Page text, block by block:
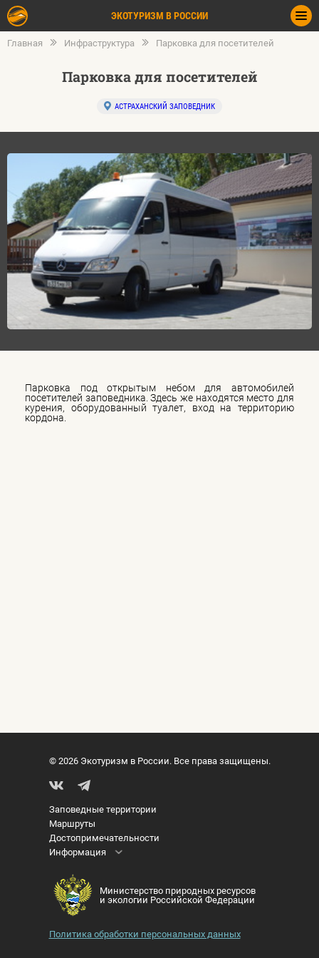
ЭКОТУРИЗМ В РОССИИ
Главная Инфраструктура Парковка для посетителей
Парковка для посетителей
АСТРАХАНСКИЙ ЗАПОВЕДНИК
Парковка под открытым небом для автомобилей
посетителей заповедника. Здесь же находятся место для
курения, оборудованный туалет, вход на территорию
кордона.
© 2026 Экотуризм в России. Все права защищены.
Заповедные территории
Маршруты
Достопримечательности
Информация
Министерство природных ресурсов
и экологии Российской Федерации
Политика обработки персональных данных